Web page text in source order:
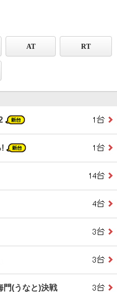
AT RT
!
門(うなと)決戦